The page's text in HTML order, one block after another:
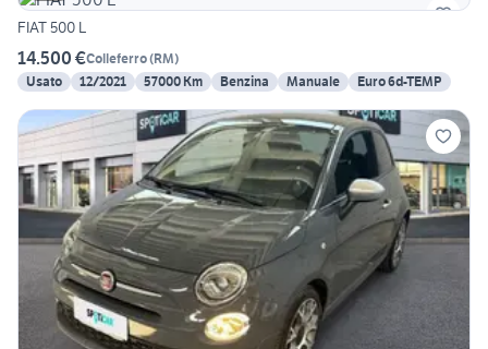
FIAT 500 L
14.500 €Colleferro(RM)
Usato
12/2021 57000 Km Benzina Manuale Euro 6d-TEMP